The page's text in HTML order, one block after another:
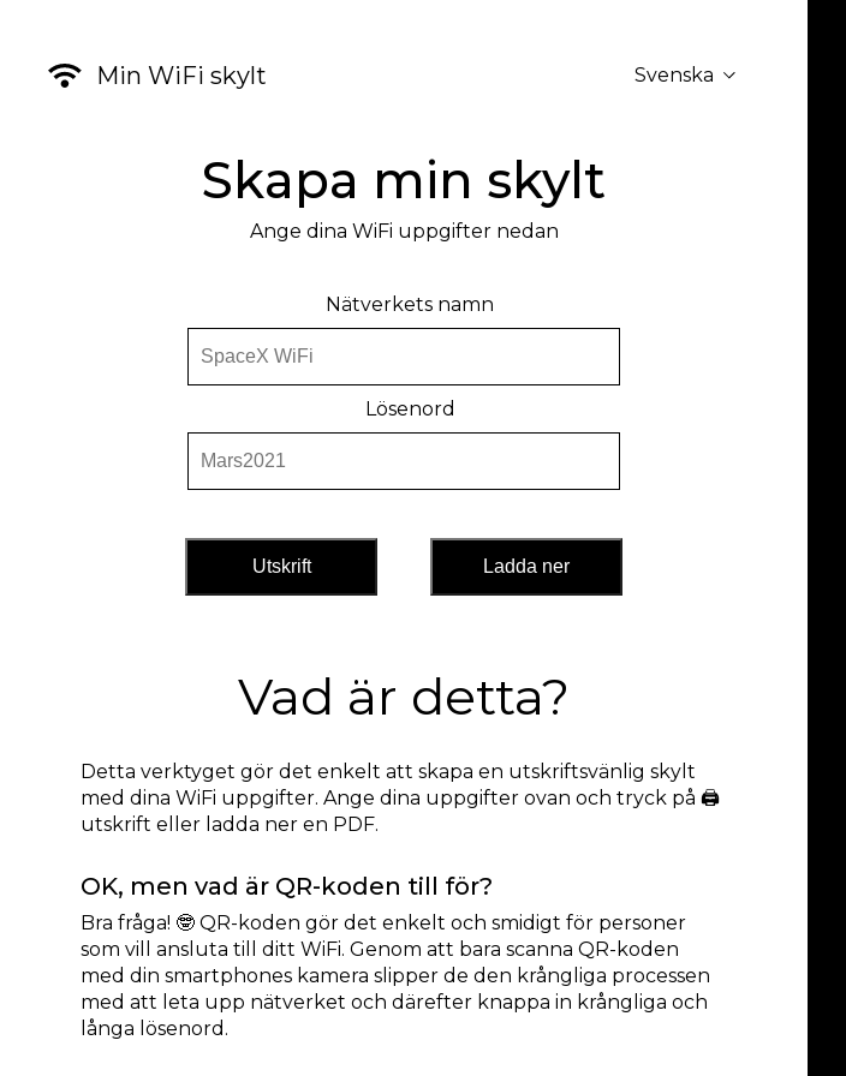
Min WiFi skylt Svenska
Skapa min skylt
Ange dina WiFi uppgifter nedan
Nätverkets namn
Lösenord
Utskrift Ladda ner
Vad är detta?
Detta verktyget gör det enkelt att skapa en utskriftsvänlig skylt
med dina WiFi uppgifter. Ange dina uppgifter ovan och tryck på 🖨
utskrift eller ladda ner en PDF.
OK, men vad är QR-koden till för?
Bra fråga! 🤓 QR-koden gör det enkelt och smidigt för personer
som vill ansluta till ditt WiFi. Genom att bara scanna QR-koden
med din smartphones kamera slipper de den krångliga processen
med att leta upp nätverket och därefter knappa in krångliga och
långa lösenord.